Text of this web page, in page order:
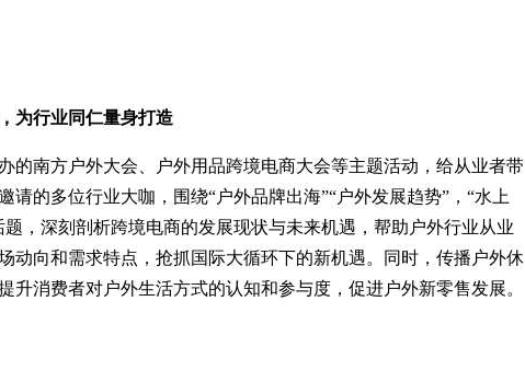
行业同仁量身打造
南方户外大会、户外用品跨境电商大会等主题活动，给从业者带
请的多位行业大咖，围绕“户外品牌出海”“户外发展趋势”，“水上
题，深刻剖析跨境电商的发展现状与未来机遇，帮助户外行业从业
动向和需求特点，抢抓国际大循环下的新机遇。同时，传播户外休
升消费者对户外生活方式的认知和参与度，促进户外新零售发展。